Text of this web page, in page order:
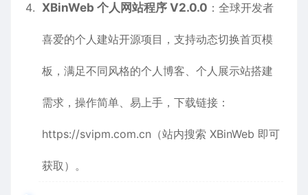
XBinWeb 个人网站程序 V2.0.0 ：全球开发者
喜爱的个人建站开源项目，支持动态切换首页模
板，满足不同风格的个人博客、个人展示站搭建
需求，操作简单、易上手，下载链接：
https://svipm.com.cn （站内搜索 XBinWeb 即可
获取）。